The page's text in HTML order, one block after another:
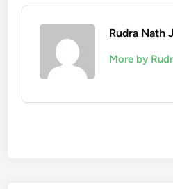
Rudra Nath
More by